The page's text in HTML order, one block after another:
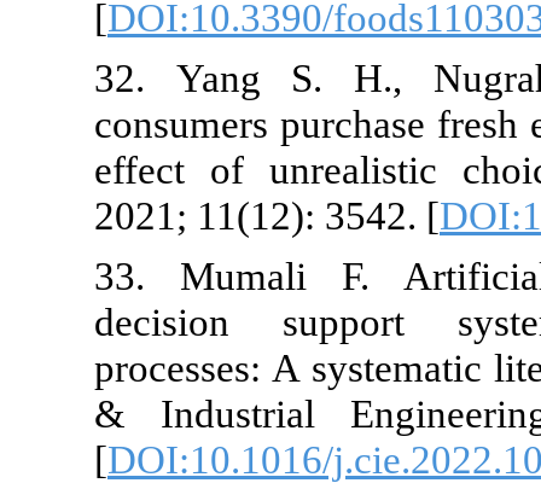
[
32. ‏Yang S. H., Nugraha W. S. What makes
consumers
effect of
2021; 11(12):
33. ‏Mumali F. Artificial neural network-based
decision
processes: A
& Industrial
[